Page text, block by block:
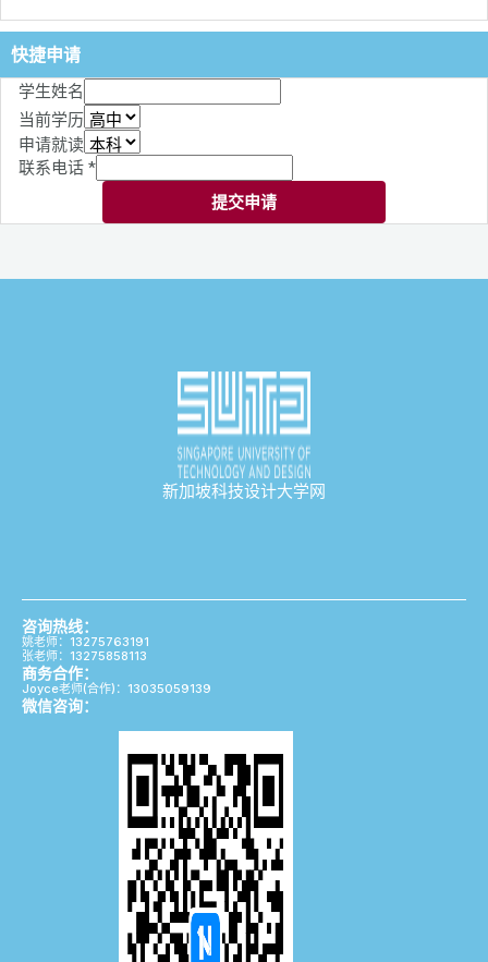
快捷申请
学生姓名
当前学历
申请就读
联系电话 *
提交申请
新加坡科技设计大学网
咨询热线：
姚老师：13275763191
张老师：13275858113
商务合作：
Joyce老师(合作)：13035059139
微信咨询：